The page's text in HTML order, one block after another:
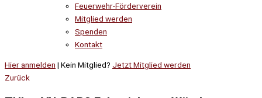
Feuerwehr-Förderverein
Mitglied werden
Spenden
Kontakt
Hier anmelden | Kein Mitglied? Jetzt Mitglied werden
Zurück